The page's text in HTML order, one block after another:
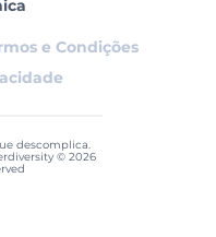
e Condições
descomplica.
© 2026